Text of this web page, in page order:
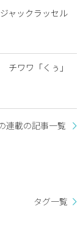
ャックラッセル
チワワ「くぅ」
連載の記事一覧
タグ一覧